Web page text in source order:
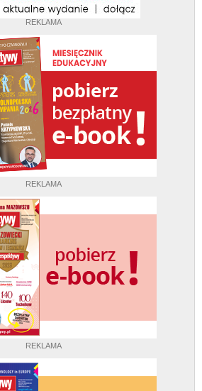
REKLAMA
REKLAMA
REKLAMA